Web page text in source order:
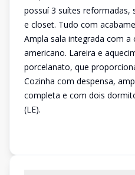
possuí 3 suítes reformadas,
e closet. Tudo com
Ampla sala integrada com a
americano. Lareira e
porcelanato, que
Cozinha com despensa,
completa e com dois
(LE).